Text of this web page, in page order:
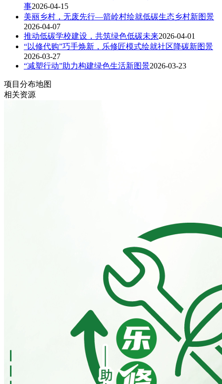
事2026-04-15
美丽乡村，无废先行—箭岭村绘就低碳生态乡村新图景
2026-04-07
推动低碳学校建设，共筑绿色低碳未来2026-04-01
“以修代购”巧手焕新，乐修匠模式绘就社区降碳新图景
2026-03-27
“减塑行动”助力构建绿色生活新图景2026-03-23
项目分布地图
相关资源